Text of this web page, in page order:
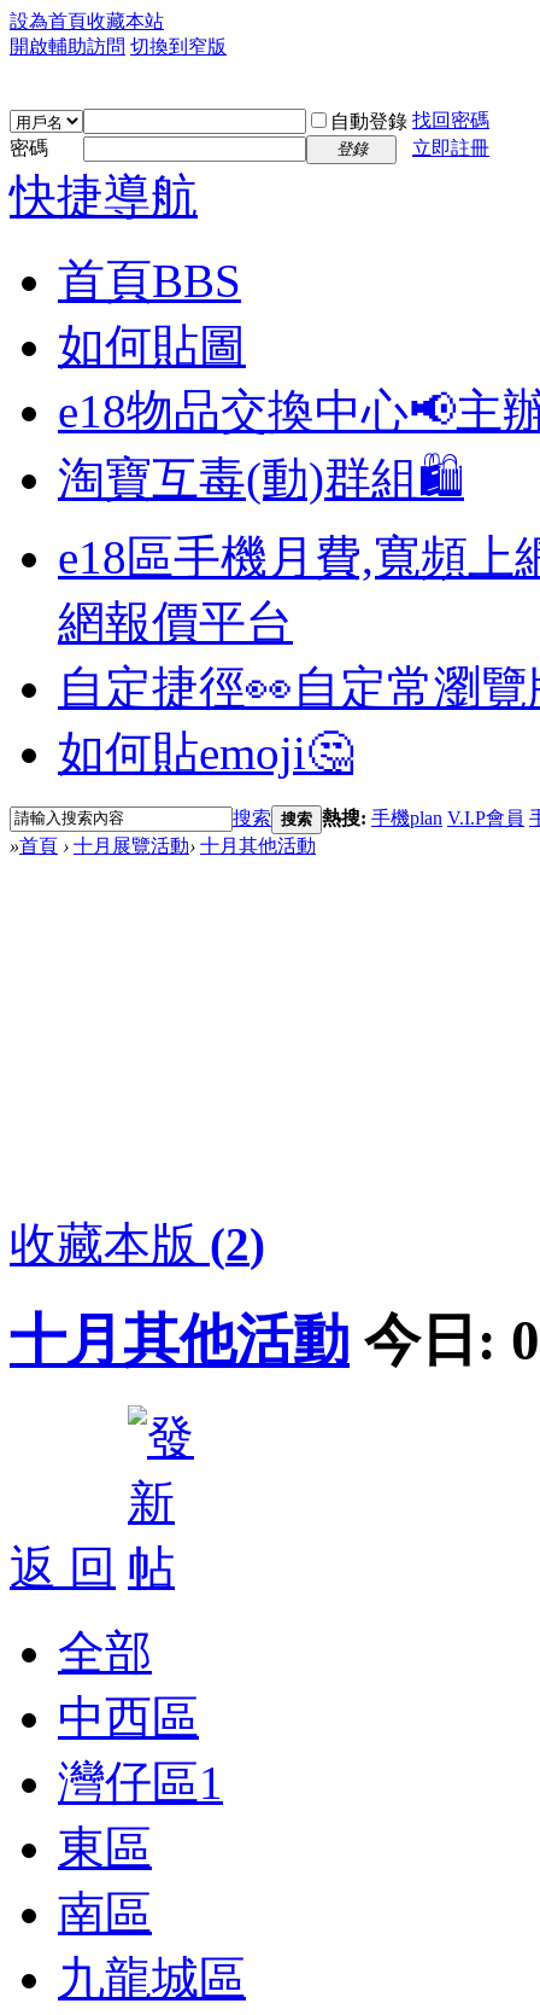
設為首頁收藏本站
開啟輔助訪問 切換到窄版
自動登錄 找回密碼
密碼
登錄 立即註冊
快捷導航
首頁BBS
如何貼圖
e18物品交換中心📢主
淘寶互毒(動)群組🛍️
e18區手機月費,寬頻上
網報價平台
自定捷徑👀自定常瀏
如何貼emoji🤔
搜索 搜索 熱搜: 手機plan V.I.P會員
»首頁 › 十月展覽活動› 十月其他活動
收藏本版 (2)
十月其他活動 今日: 0
返 回
全部
中西區
灣仔區1
東區
南區
九龍城區